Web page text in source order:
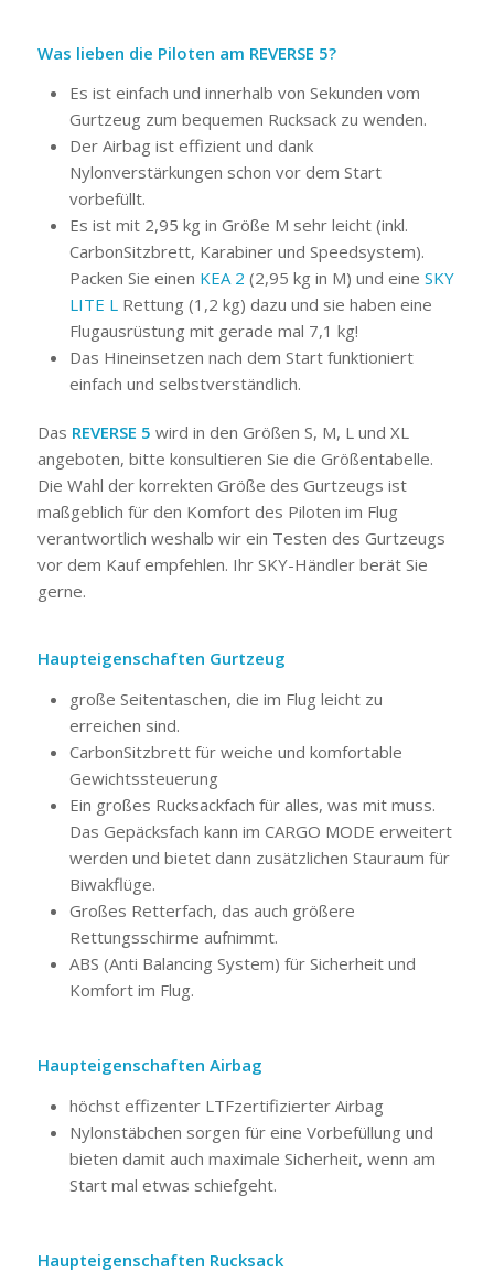
Was lieben die Piloten am REVERSE 5?
Es ist einfach und innerhalb von Sekunden vom
Gurtzeug zum bequemen Rucksack zu wenden.
Der Airbag ist effizient und dank
Nylonverstärkungen schon vor dem Start
vorbefüllt.
Es ist mit 2,95 kg in Größe M sehr leicht (inkl.
CarbonSitzbrett, Karabiner und Speedsystem).
Packen Sie einen KEA 2 (2,95 kg in M) und eine SKY
LITE LRettung (1,2 kg) dazu und sie haben eine
Flugausrüstung mit gerade mal 7,1 kg!
Das Hineinsetzen nach dem Start funktioniert
einfach und selbstverständlich.
Das REVERSE 5 wird in den Größen S, M, L und XL
angeboten, bitte konsultieren Sie die Größentabelle.
Die Wahl der korrekten Größe des Gurtzeugs ist
maßgeblich für den Komfort des Piloten im Flug
verantwortlich weshalb wir ein Testen des Gurtzeugs
vor dem Kauf empfehlen. Ihr SKY-Händler berät Sie
gerne.
Haupteigenschaften Gurtzeug
große Seitentaschen, die im Flug leicht zu
erreichen sind.
CarbonSitzbrett für weiche und komfortable
Gewichtssteuerung
Ein großes Rucksackfach für alles, was mit muss.
Das Gepäcksfach kann im CARGO MODE erweitert
werden und bietet dann zusätzlichen Stauraum für
Biwakflüge.
Großes Retterfach, das auch größere
Rettungsschirme aufnimmt.
ABS (Anti Balancing System) für Sicherheit und
Komfort im Flug.
Haupteigenschaften Airbag
höchst effizenter LTFzertifizierter Airbag
Nylonstäbchen sorgen für eine Vorbefüllung und
bieten damit auch maximale Sicherheit, wenn am
Start mal etwas schiefgeht.
Haupteigenschaften Rucksack